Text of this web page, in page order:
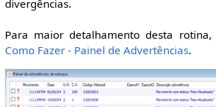
divergências.
Para maior detalhamento desta
Como Fazer - Painel de Advertências.